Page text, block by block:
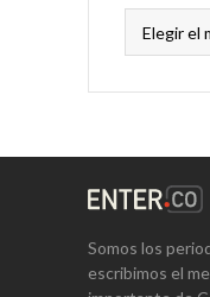
Somos los
escribimos el